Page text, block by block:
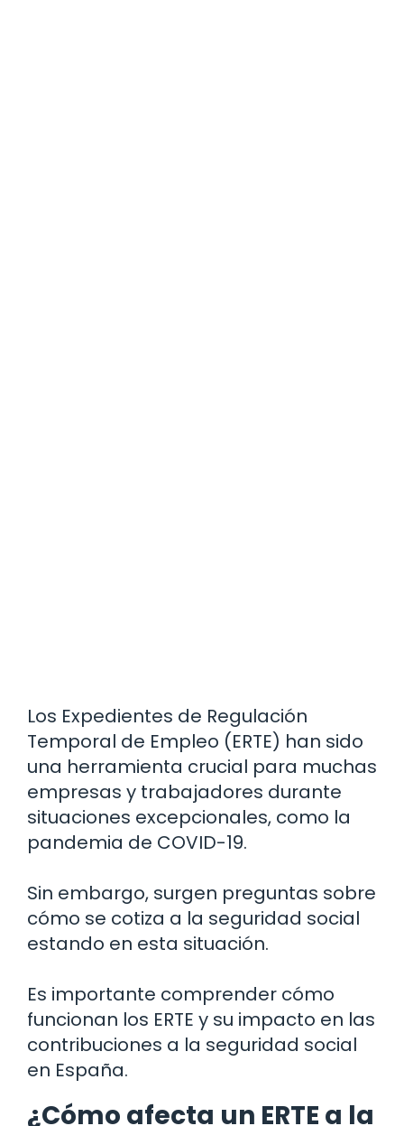
Los Expedientes de Regulación
Temporal de Empleo (ERTE) han sido
una herramienta crucial para muchas
empresas y trabajadores durante
situaciones excepcionales, como la
pandemia de COVID-19.
Sin embargo, surgen preguntas sobre
cómo se cotiza a la seguridad social
estando en esta situación.
Es importante comprender cómo
funcionan los ERTE y su impacto en las
contribuciones a la seguridad social
en España.
¿Cómo afecta un ERTE a la